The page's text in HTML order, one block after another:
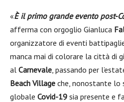
«È il primo grande evento post-
afferma con orgoglio Gianluca
organizzatore di eventi
manca mai di colorare la città di
al Carnevale, passando per
Beach Village che, nonostante lo
globale Covid-19 sia presente e